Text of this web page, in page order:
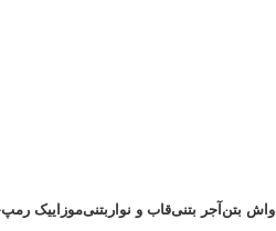
واش بتن آجر بتنیقاب و نواربتنیموزاییک رمپ